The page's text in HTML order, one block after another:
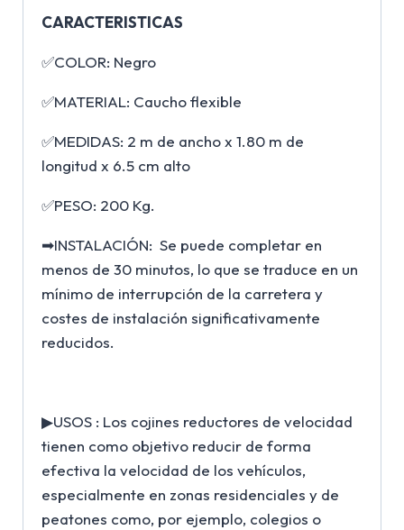
CARACTERISTICAS
✅COLOR: Negro
✅MATERIAL: Caucho flexible
✅MEDIDAS: 2 m de ancho x 1.80 m de
longitud x 6.5 cm alto
✅PESO: 200 Kg.
➡INSTALACIÓN: Se puede completar en
menos de 30 minutos, lo que se traduce en un
mínimo de interrupción de la carretera y
costes de instalación significativamente
reducidos.
▶USOS : Los cojines reductores de velocidad
tienen como objetivo reducir de forma
efectiva la velocidad de los vehículos,
especialmente en zonas residenciales y de
peatones como, por ejemplo, colegios o